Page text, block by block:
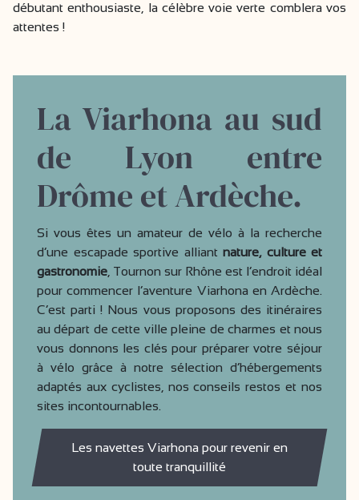
débutant enthousiaste, la célèbre voie verte comblera vos
attentes !
La Viarhona au sud
de Lyon entre
Drôme et Ardèche.
Si vous êtes un amateur de vélo à la recherche
d’une escapade sportive alliant nature, culture et
gastronomie , Tournon sur Rhône est l’endroit idéal
pour commencer l’aventure Viarhona en Ardèche.
C’est parti ! Nous vous proposons des itinéraires
au départ de cette ville pleine de charmes et nous
vous donnons les clés pour préparer votre séjour
à vélo grâce à notre sélection d’hébergements
adaptés aux cyclistes, nos conseils restos et nos
sites incontournables.
Les navettes Viarhona pour revenir en
toute tranquillité